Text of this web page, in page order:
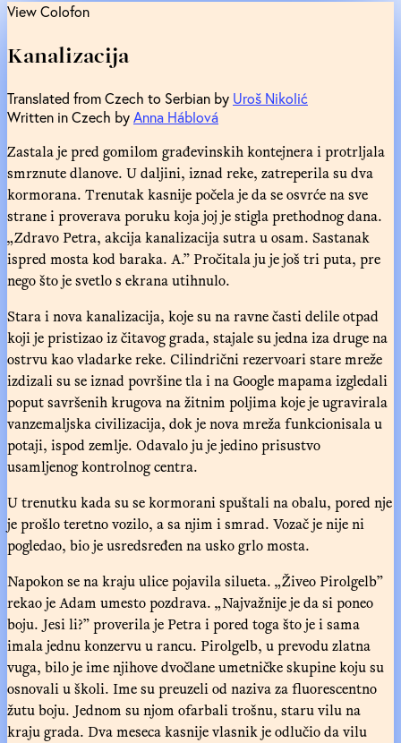
View Colofon
Kanalizacija
Translated from Czech to Serbian by Uroš Nikolić
Written in Czech byAnna Háblová
Zastala je pred gomilom građevinskih kontejnera i protrljala
smrznute dlanove. U daljini, iznad reke, zatreperila su dva
kormorana. Trenutak kasnije počela je da se osvrće na sve
strane i proverava poruku koja joj je stigla prethodnog dana.
„Zdravo Petra, akcija kanalizacija sutra u osam. Sastanak
ispred mosta kod baraka. A.” Pročitala ju je još tri puta, pre
nego što je svetlo s ekrana utihnulo.
Stara i nova kanalizacija, koje su na ravne časti delile otpad
koji je pristizao iz čitavog grada, stajale su jedna iza druge na
ostrvu kao vladarke reke. Cilindrični rezervoari stare mreže
izdizali su se iznad površine tla i na Google mapama izgledali
poput savršenih krugova na žitnim poljima koje je ugravirala
vanzemaljska civilizacija, dok je nova mreža funkcionisala u
potaji, ispod zemlje. Odavalo ju je jedino prisustvo
usamljenog kontrolnog centra.
U trenutku kada su se kormorani spuštali na obalu, pored nje
je prošlo teretno vozilo, a sa njim i smrad. Vozač je nije ni
pogledao, bio je usredsređen na usko grlo mosta.
Napokon se na kraju ulice pojavila silueta. „Živeo Pirolgelb”
rekao je Adam umesto pozdrava. „Najvažnije je da si poneo
boju. Jesi li?” proverila je Petra i pored toga što je i sama
imala jednu konzervu u rancu. Pirolgelb, u prevodu zlatna
vuga, bilo je ime njihove dvočlane umetničke skupine koju su
osnovali u školi. Ime su preuzeli od naziva za fluorescentno
žutu boju. Jednom su njom ofarbali trošnu, staru vilu na
kraju grada. Dva meseca kasnije vlasnik je odlučio da vilu